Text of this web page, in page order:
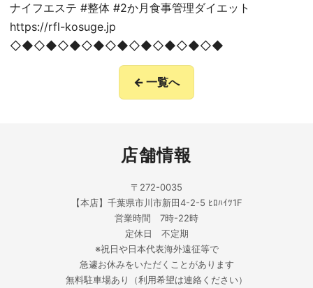
ナイフエステ #整体 #2か月食事管理ダイエット
https://rfl-kosuge.jp
◇◆◇◆◇◆◇◆◇◆◇◆◇◆◇◆◇◆
← 一覧へ
店舗情報
〒272-0035
【本店】千葉県市川市新田4-2-5 ﾋﾛﾊｲﾂ1F
営業時間 7時-22時
定休日 不定期
※祝日や日本代表海外遠征等で
急遽お休みをいただくことがあります
無料駐車場あり（利用希望は連絡ください）